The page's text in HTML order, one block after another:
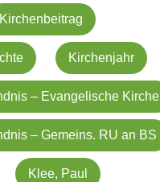
Kirchenbeitrag
Kirchenjahr
– Evangelische Kirche
– Gemeins. RU an BS
Klee, Paul